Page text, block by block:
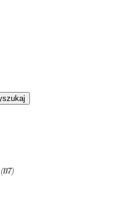
(117)